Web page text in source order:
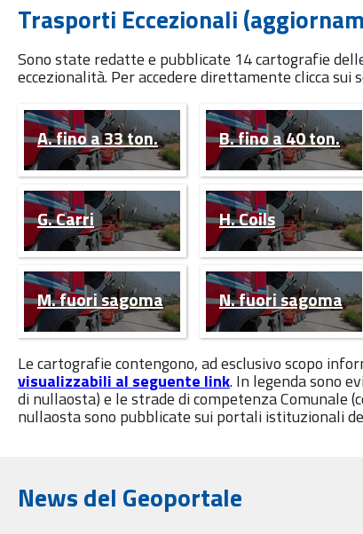
Trasporti Eccezionali
Sono state redatte e pubblicate 14 cartografie
eccezionalità. Per accedere direttamente clicca sui
A. fino a 33 ton. B. fino a 40 ton.
G. Carri H. Coils
M. fuori sagoma N. fuori sagoma
Le cartografie contengono, ad esclusivo scopo
visualizzabili al seguente link. In legenda sono
di nullaosta) e le strade di competenza Comunale
nullaosta sono pubblicate sui portali istituzionali
News del Geoportale